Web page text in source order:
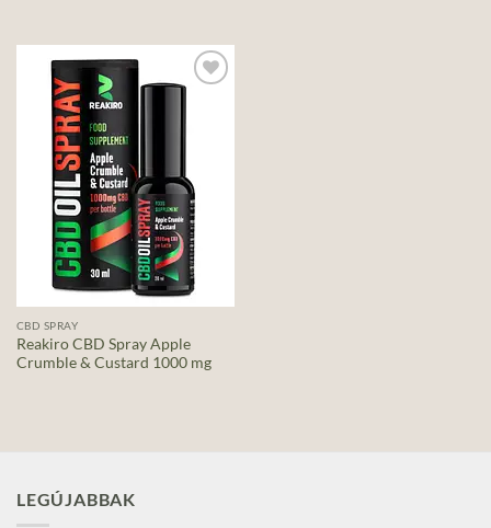
CBD SPRAY
Reakiro CBD Spray Apple
Crumble & Custard 1000 mg
LEGÚJABBAK